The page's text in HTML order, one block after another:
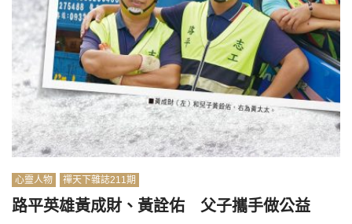
心靈人物 禪天下雜誌211期
路平英雄黃成財、黃詮佑 父子攜手做公益